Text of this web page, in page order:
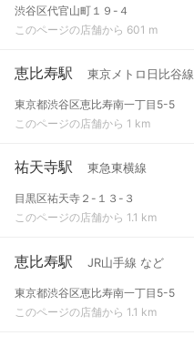
渋谷区代官山町１９-４
このページの店舗から 601 m
恵比寿駅 東京メトロ日比谷線
東京都渋谷区恵比寿南一丁目5-5
このページの店舗から 1 km
祐天寺駅 東急東横線
目黒区祐天寺２-１３-３
このページの店舗から 1.1 km
恵比寿駅 JR山手線 など
東京都渋谷区恵比寿南一丁目5-5
このページの店舗から 1.1 km